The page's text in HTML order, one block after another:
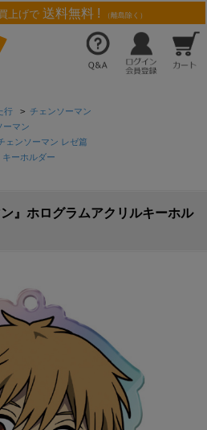
上げで 送料無料 ! （離島除く）
行 > チェンソーマン
ーマン
ェンソーマン レゼ篇
キーホルダー
』ホログラムアクリルキーホル